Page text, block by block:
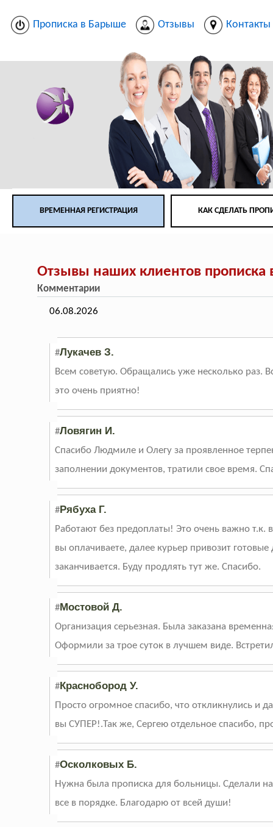
Прописка в Барыше Отзывы Контакты
ВРЕМЕННАЯ РЕГИСТРАЦИЯ КАК СДЕЛАТЬ
Отзывы наших клиентов
Комментарии
06.08.2026
#Лукачев З.
Всем советую. Обращались уже несколько раз.
это очень приятно!
#Ловягин И.
Спасибо Людмиле и Олегу за проявленное
заполнении документов, тратили свое время.
#Рябуха Г.
Работают без предоплаты! Это очень важно т.к.
вы оплачиваете, далее курьер привозит
заканчивается. Буду продлять тут же. Спасибо.
#Мостовой Д.
Организация серьезная. Была заказана
Оформили за трое суток в лучшем виде.
#Краснобород У.
Просто огромное спасибо, что откликнулись и
вы СУПЕР!.Так же, Сергею отдельное спасибо,
#Осколковых Б.
Нужна была прописка для больницы. Сделали
все в порядке. Благодарю от всей души!